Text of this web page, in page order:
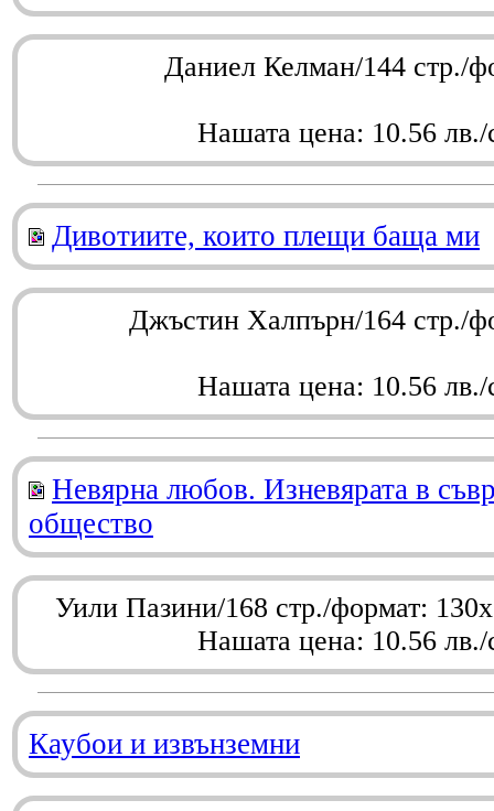
Даниел Келман/144 стр./
Нашата цена: 10.56 лв./
Дивотиите, които плещи баща ми
Джъстин Халпърн/164 стр./
Нашата цена: 10.56 лв./
Невярна любов. Изневярата в
общество
Уили Пазини/168 стр./формат:
Нашата цена: 10.56 лв./
Каубои и извънземни